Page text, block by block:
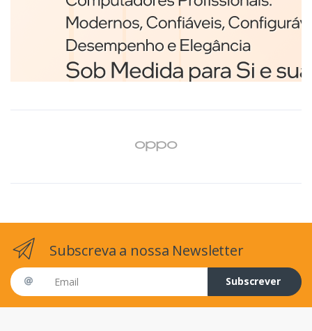
€98,75
Subscreva a nossa Newsletter
Email address
Subscrever